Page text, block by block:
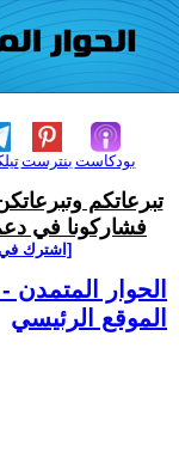
بنترست بودكاست
تبرعاتكم
فشاركونا في
[اشترك في
الحوار المتمدن
الموقع الرئيسي